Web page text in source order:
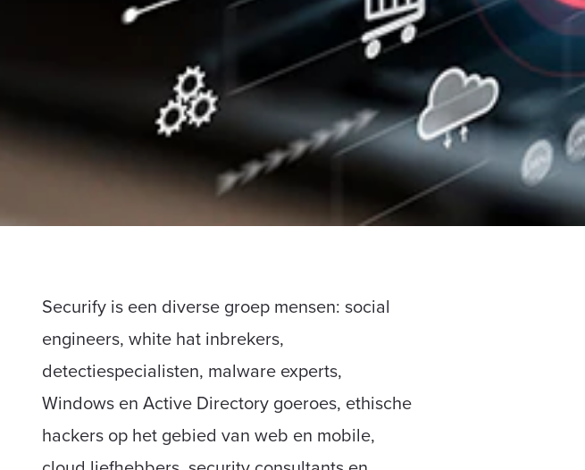
Securify is een diverse groep mensen: social
engineers, white hat inbrekers,
detectiespecialisten, malware experts,
Windows en Active Directory goeroes, ethische
hackers op het gebied van web en mobile,